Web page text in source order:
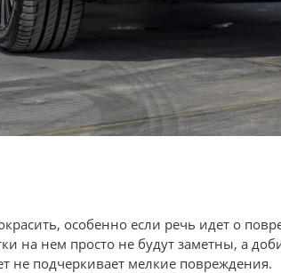
особенно если речь идет о
на нем просто не будут заметны, а
не подчеркивает мелкие повреждения.